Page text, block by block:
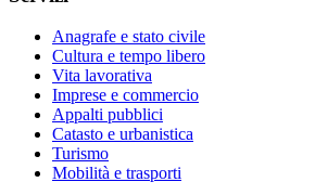
Anagrafe e stato civile
Cultura e tempo libero
Vita lavorativa
Imprese e commercio
Appalti pubblici
Catasto e urbanistica
Turismo
Mobilità e trasporti